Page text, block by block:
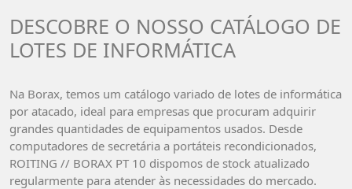
DESCOBRE O NOSSO CATÁLOGO DE
LOTES DE INFORMÁTICA
Na Borax, temos um catálogo variado de lotes de informática
por atacado, ideal para empresas que procuram adquirir
grandes quantidades de equipamentos usados. Desde
computadores de secretária a portáteis recondicionados,
ROITING // BORAX PT 10 dispomos de stock atualizado
regularmente para atender às necessidades do mercado.